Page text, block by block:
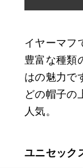
イヤーマフ
豊富な種類
はの魅力で
どの帽子の
人気。
ユニセック